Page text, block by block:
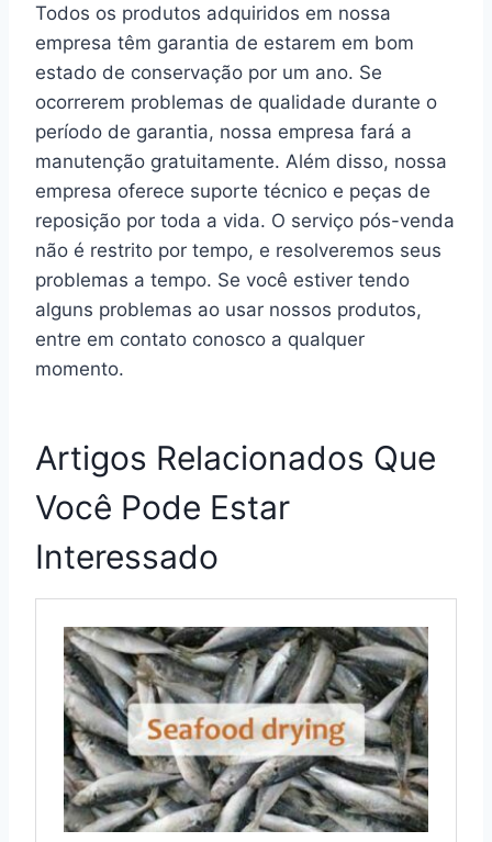
Todos os produtos adquiridos em nossa
empresa têm garantia de estarem em bom
estado de conservação por um ano. Se
ocorrerem problemas de qualidade durante o
período de garantia, nossa empresa fará a
manutenção gratuitamente. Além disso, nossa
empresa oferece suporte técnico e peças de
reposição por toda a vida. O serviço pós-venda
não é restrito por tempo, e resolveremos seus
problemas a tempo. Se você estiver tendo
alguns problemas ao usar nossos produtos,
entre em contato conosco a qualquer
momento.
Artigos Relacionados Que
Você Pode Estar
Interessado